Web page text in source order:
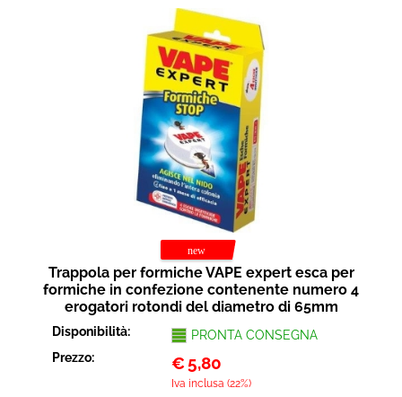
Trappola per formiche VAPE expert esca per
formiche in confezione contenente numero 4
erogatori rotondi del diametro di 65mm
Disponibilità:
PRONTA CONSEGNA
Prezzo:
€ 5,80
Iva inclusa (22%)